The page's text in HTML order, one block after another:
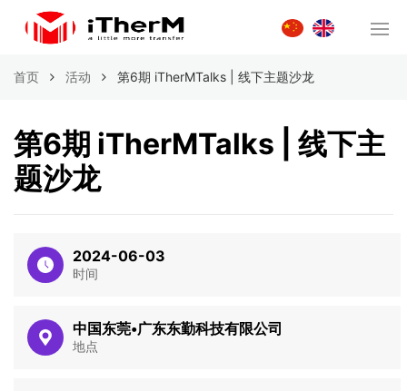
首页 活动 第6期 iTherMTalks | 线下主题沙龙
第6期 iTherMTalks | 线下主
题沙龙
2024-06-03
时间
中国东莞•广东东勤科技有限公司
地点